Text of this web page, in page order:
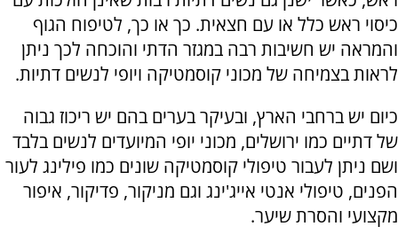
כיסוי ראש כלל או עם חצאית. כך או כך, לטיפוח הגוף
והמראה יש חשיבות רבה במגזר הדתי והוכחה לכך ניתן
לראות בצמיחה של מכוני קוסמטיקה ויופי לנשים דתיות.
כיום יש ברחבי הארץ, ובעיקר בערים בהם יש ריכוז גבוה
של דתיים כמו ירושלים, מכוני יופי המיועדים לנשים בלבד
ושם ניתן לעבור טיפולי קוסמטיקה שונים כמו פילינג לעור
הפנים, טיפולי אנטי אייג'ינג וגם מניקור, פדיקור, איפור
מקצועי והסרת שיער.